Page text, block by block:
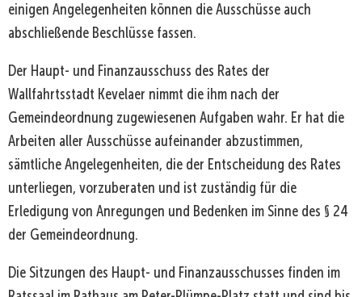
einigen Angelegenheiten können die Ausschüsse auch
abschließende Beschlüsse fassen.
Der Haupt- und Finanzausschuss des Rates der
Wallfahrtsstadt Kevelaer nimmt die ihm nach der
Gemeindeordnung zugewiesenen Aufgaben wahr. Er hat die
Arbeiten aller Ausschüsse aufeinander abzustimmen,
sämtliche Angelegenheiten, die der Entscheidung des Rates
unterliegen, vorzuberaten und ist zuständig für die
Erledigung von Anregungen und Bedenken im Sinne des § 24
der Gemeindeordnung.
Die Sitzungen des Haupt- und Finanzausschusses finden im